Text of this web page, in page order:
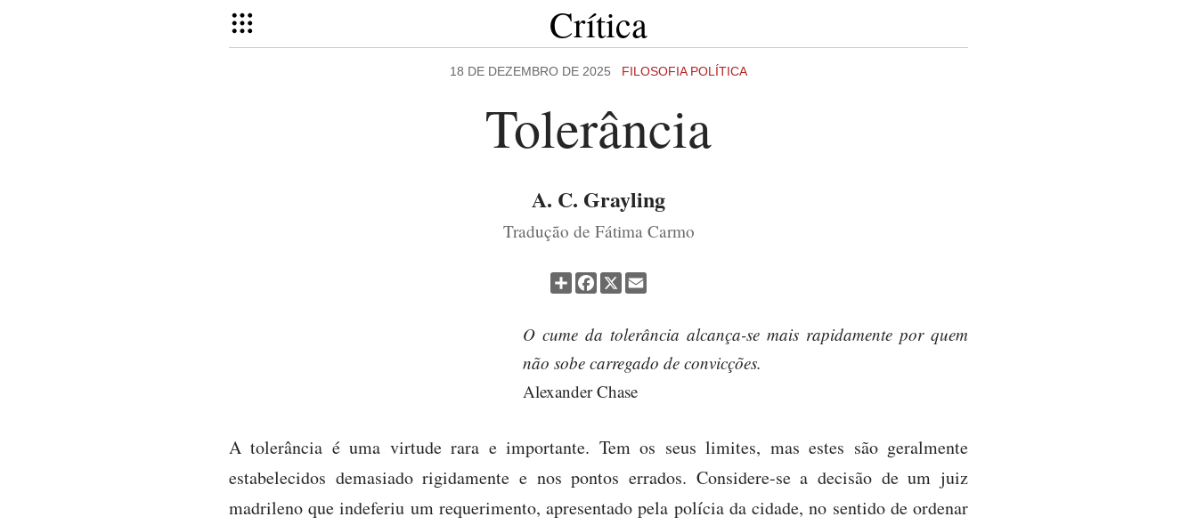
Crítica
18 DE DEZEMBRO DE 2025 FILOSOFIA POLÍTICA
Tolerância
A. C. Grayling
Tradução de Fátima Carmo
Partilhar
Facebook
X
O cume da tolerância alcança-se mais rapidamente por quem
não sobe carregado de convicções.
Alexander Chase
A tolerância é uma virtude rara e importante. Tem os seus limites, mas estes são geralmente
estabelecidos demasiado rigidamente e nos pontos errados. Considere-se a decisão de um juiz
madrileno que indeferiu um requerimento, apresentado pela polícia da cidade, no sentido de ordenar